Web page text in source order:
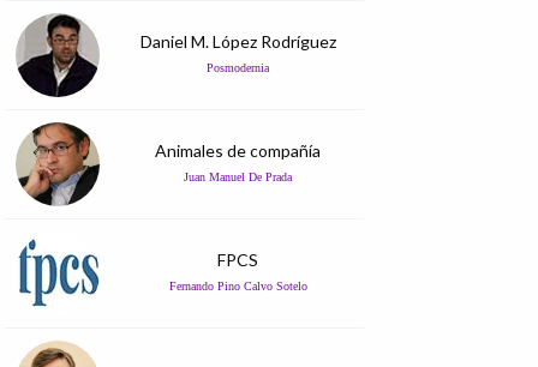
Daniel M. López Rodríguez
Posmodernia
Animales de compañía
Juan Manuel De Prada
FPCS
Fernando Pino Calvo Sotelo